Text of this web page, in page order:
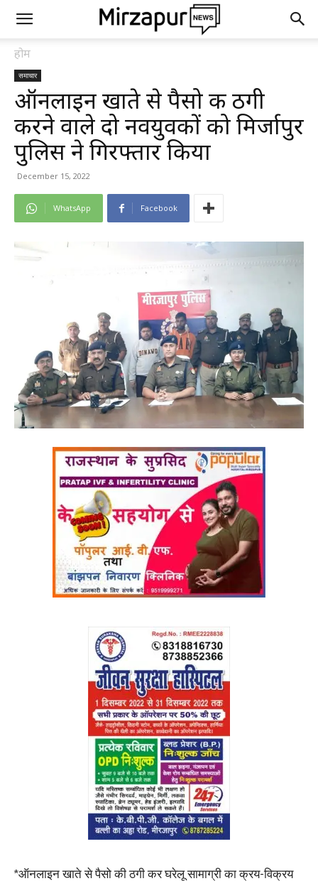
होम
समाचार
ऑनलाइन खाते से पैसो की ठगी
करने वाले दो नवयुवकों को मिर्जापुर
पुलिस ने गिरफ्तार किया
December 15, 2022
WhatsApp Facebook
*ऑनलाइन खाते से पैसो की ठगी कर घरेलू सामाग्री का क्रय-विक्रय